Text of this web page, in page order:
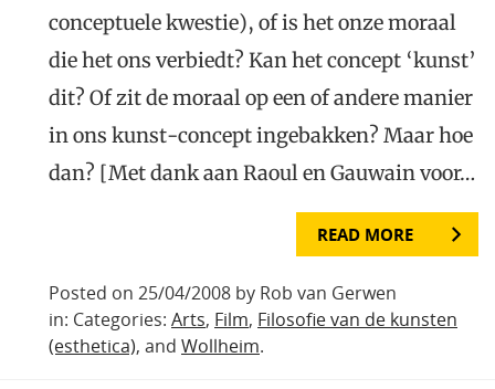
conceptuele kwestie), of is het onze moraal
die het ons verbiedt? Kan het concept ‘kunst’
dit? Of zit de moraal op een of andere manier
in ons kunst-concept ingebakken? Maar hoe
dan? [Met dank aan Raoul en Gauwain voor…
READ MORE
Posted on 25/04/2008 by Rob van Gerwen
in: Categories: Arts, Film, Filosofie van de kunsten
(esthetica), and Wollheim.